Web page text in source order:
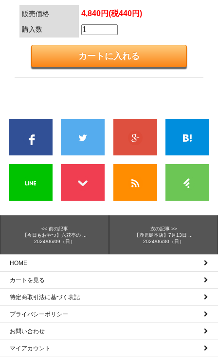
販売価格 4,840円(税440円)
購入数
<< 前の記事
【今日もおやつ】六花亭の ...
2024/06/09（日）
次の記事 >>
【鹿児島本店】7月13日 ...
2024/06/30（日）
HOME
カートを見る
特定商取引法に基づく表記
プライバシーポリシー
お問い合わせ
マイアカウント